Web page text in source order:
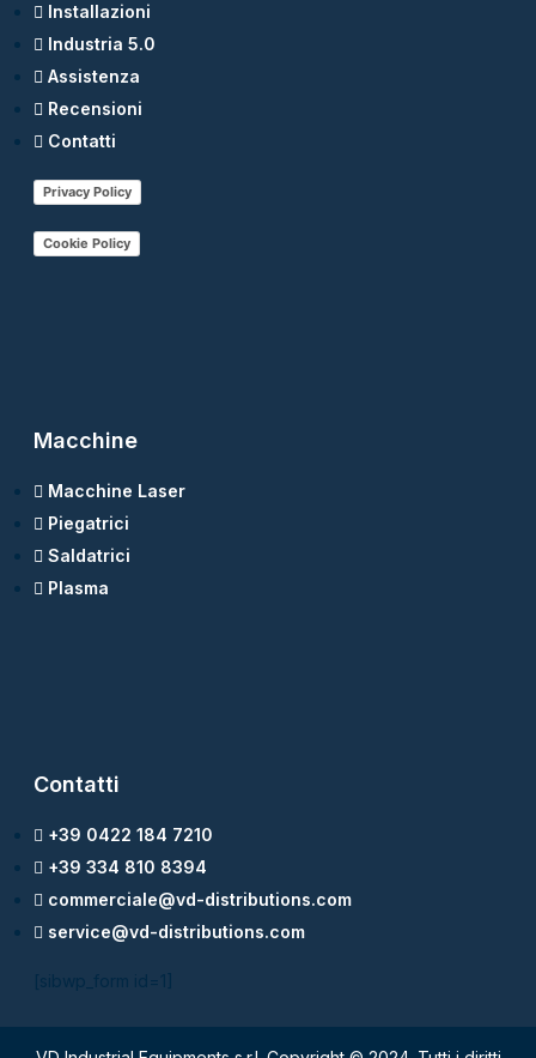
Installazioni
Industria 5.0
Assistenza
Recensioni
Contatti
Privacy Policy
Cookie Policy
Macchine
Macchine Laser
Piegatrici
Saldatrici
Plasma
Contatti
+39 0422 184 7210
+39 334 810 8394
commerciale@vd-distributions.com
service@vd-distributions.com
[sibwp_form id=1]